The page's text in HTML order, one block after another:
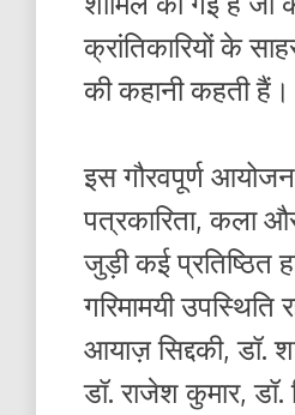
क्रांतिकारियों के
की कहानी कहती हैं।
इस गौरवपूर्ण
पत्रकारिता, कला
जुड़ी कई प्रतिष्ठित
गरिमामयी उपस्थिति
आयाज़ सिद्दकी, डॉ.
डॉ. राजेश कुमार, डॉ.